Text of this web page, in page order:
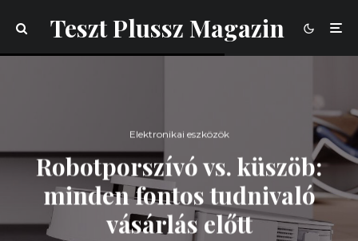
Teszt Plussz Magazin
Elektronikai eszközök
Robotporszívó vs. küszöb:
minden fontos tudnivaló
vásárlás előtt